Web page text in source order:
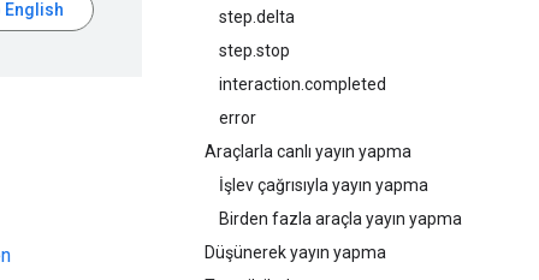
step.delta
step.stop
interaction.completed
error
Araçlarla canlı yayın yapma
İşlev çağrısıyla yayın yapma
Birden fazla araçla yayın yapma
Düşünerek yayın yapma